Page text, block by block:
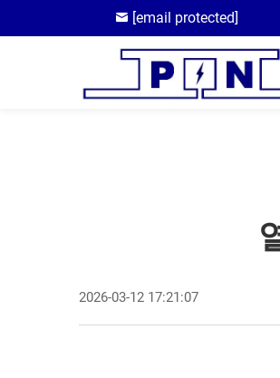
[email protected]
2026-03-12 17:21:07